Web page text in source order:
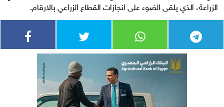
الزراعة، الذي يلقى الضوء على انجازات القطاع الزراعي بالارقام.